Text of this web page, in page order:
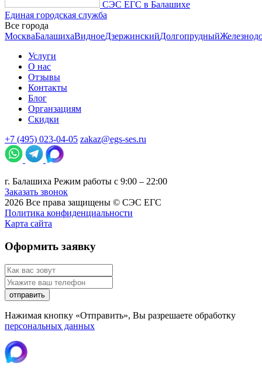
СЭС ЕГС в Балашихе
Единая городская служба
Все города
МоскваБалашихаВидноеДзержинскийДолгопрудный
Услуги
О нас
Отзывы
Контакты
Блог
Органзациям
Скидки
+7 (495) 023-04-05 zakaz@egs-ses.ru
г. Балашиха Режим работы с 9:00 – 22:00
Заказать звонок
2026 Все права защищены © СЭС ЕГС
Политика конфиденциальности
Карта сайта
Оформить заявку
отправить
Нажимая кнопку «Отправить», Вы разрешаете обработку
персональных данных